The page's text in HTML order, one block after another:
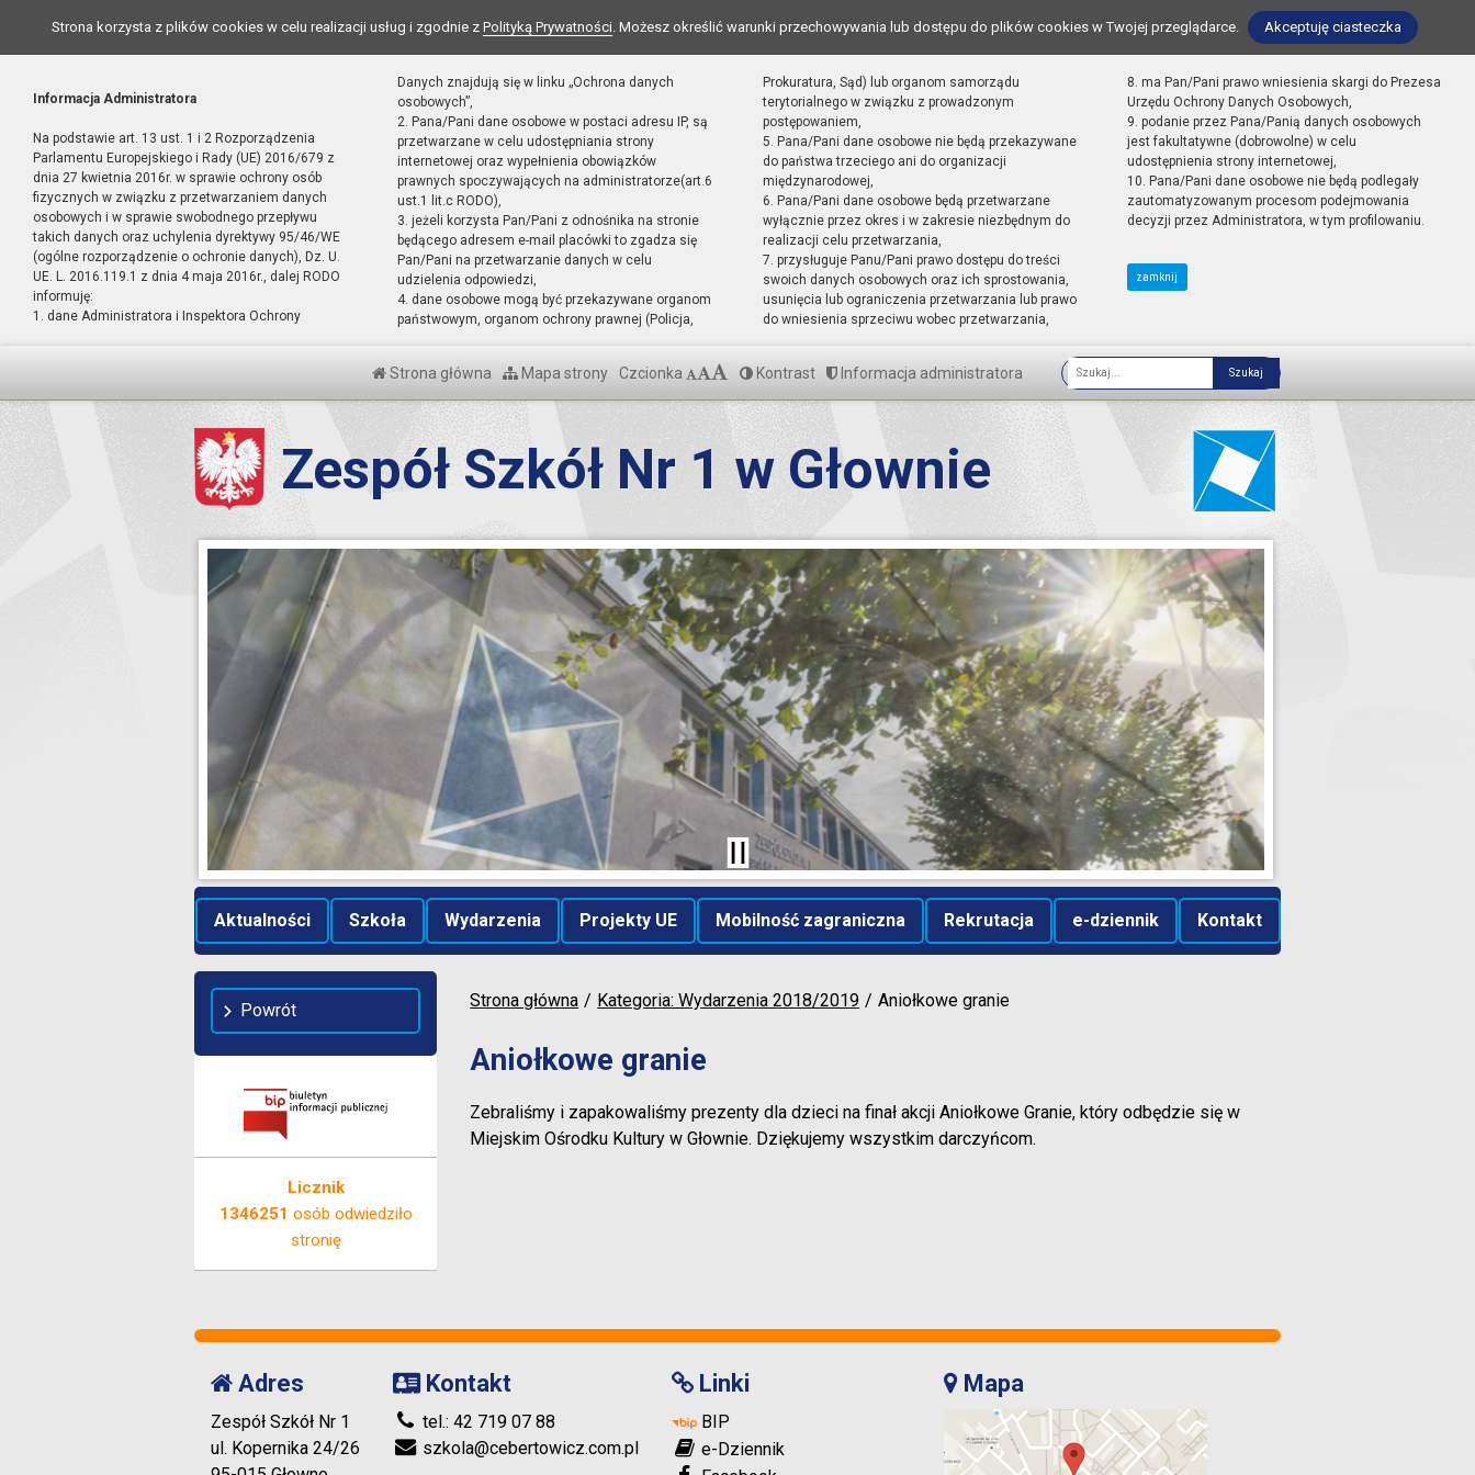
Strona korzysta z plików cookies w celu realizacji usług i zgodnie z Polityką Prywatności. Możesz określić warunki przechowywania lub dostępu do plików cookies w Twojej przeglądarce. Akceptuję ciasteczka
Informacja Administratora
Na podstawie art. 13 ust. 1 i 2 Rozporządzenia
Parlamentu Europejskiego i Rady (UE) 2016/679 z
dnia 27 kwietnia 2016r. w sprawie ochrony osób
fizycznych w związku z przetwarzaniem danych
osobowych i w sprawie swobodnego przepływu
takich danych oraz uchylenia dyrektywy 95/46/WE
(ogólne rozporządzenie o ochronie danych), Dz. U.
UE. L. 2016.119.1 z dnia 4 maja 2016r., dalej RODO
informuję:
1. dane Administratora i Inspektora Ochrony
Danych znajdują się w linku „Ochrona danych
osobowych”,
2. Pana/Pani dane osobowe w postaci adresu IP, są
przetwarzane w celu udostępniania strony
internetowej oraz wypełnienia obowiązków
prawnych spoczywających na administratorze(art.6
ust.1 lit.c RODO),
3. jeżeli korzysta Pan/Pani z odnośnika na stronie
będącego adresem e-mail placówki to zgadza się
Pan/Pani na przetwarzanie danych w celu
udzielenia odpowiedzi,
4. dane osobowe mogą być przekazywane organom
państwowym, organom ochrony prawnej (Policja,
Prokuratura, Sąd) lub organom samorządu
terytorialnego w związku z prowadzonym
postępowaniem,
5. Pana/Pani dane osobowe nie będą przekazywane
do państwa trzeciego ani do organizacji
międzynarodowej,
6. Pana/Pani dane osobowe będą przetwarzane
wyłącznie przez okres i w zakresie niezbędnym do
realizacji celu przetwarzania,
7. przysługuje Panu/Pani prawo dostępu do treści
swoich danych osobowych oraz ich sprostowania,
usunięcia lub ograniczenia przetwarzania lub prawo
do wniesienia sprzeciwu wobec przetwarzania,
8. ma Pan/Pani prawo wniesienia skargi do Prezesa
Urzędu Ochrony Danych Osobowych,
9. podanie przez Pana/Panią danych osobowych
jest fakultatywne (dobrowolne) w celu
udostępnienia strony internetowej,
10. Pana/Pani dane osobowe nie będą podlegały
zautomatyzowanym procesom podejmowania
decyzji przez Administratora, w tym profilowaniu.
zamknij
Strona główna Mapa strony Czcionka Kontrast Informacja administratora
Fraza
Zespół Szkół Nr 1 w Głownie
Aktualności Szkoła Wydarzenia Projekty UE Mobilność zagraniczna Rekrutacja e-dziennik Kontakt
Strona główna Kategoria: Wydarzenia 2018/2019 Aniołkowe granie
Aniołkowe granie
Zebraliśmy i zapakowaliśmy prezenty dla dzieci na finał akcji Aniołkowe Granie, który odbędzie się w
Miejskim Ośrodku Kultury w Głownie. Dziękujemy wszystkim darczyńcom.
Powrót
Licznik
1346251 osób odwiedziło
stronię
Adres
Zespół Szkół Nr 1
ul. Kopernika 24/26
Kontakt
tel.: 42 719 07 88
szkola@cebertowicz.com.pl
Linki
BIP
e-Dziennik
Mapa